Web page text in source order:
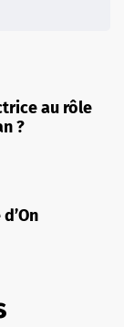
au rôle
?